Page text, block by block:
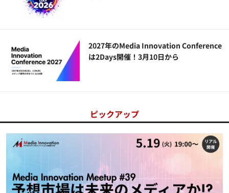
2027年のMedia Innovation Conference
は2Days開催！3月10日から
ピックアップ